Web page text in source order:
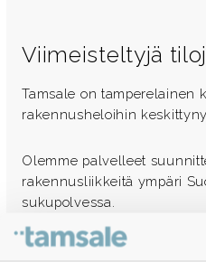
Viimeisteltyjä
Tamsale on tamperelainen
rakennusheloihin
Olemme palvelleet
rakennusliikkeitä ympäri
sukupolvessa.
Ota yhteyttä - autamme